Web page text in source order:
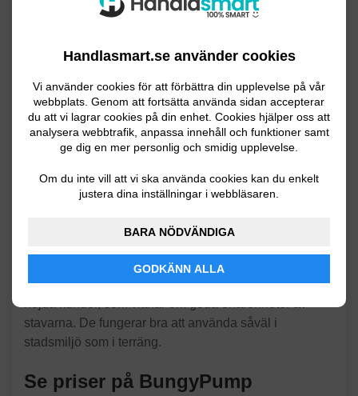
Handlasmart.se använder cookies
Vi använder cookies för att förbättra din upplevelse på vår
webbplats. Genom att fortsätta använda sidan accepterar
du att vi lagrar cookies på din enhet. Cookies hjälper oss att
analysera webbtrafik, anpassa innehåll och funktioner samt
ge dig en mer personlig och smidig upplevelse.
Om du inte vill att vi ska använda cookies kan du enkelt
justera dina inställningar i webbläsaren.
BARA NÖDVÄNDIGA
GODKÄNN ALLA
Med dubbelfunktion
Lätt att justera
Produktöversikt
BungyPump Walkathlon är ett par flexibla gåstavar
fjädringen efter dina önskemål, antingen kan du välja
Du har också möjlighet att uppgradera stödet till sex
Dessa stavar har fått många positiva omdömen av
stavarna. De fungerar bra att använda såväl i
stadsmiljö som i terräng.
Se priser på BungyPump